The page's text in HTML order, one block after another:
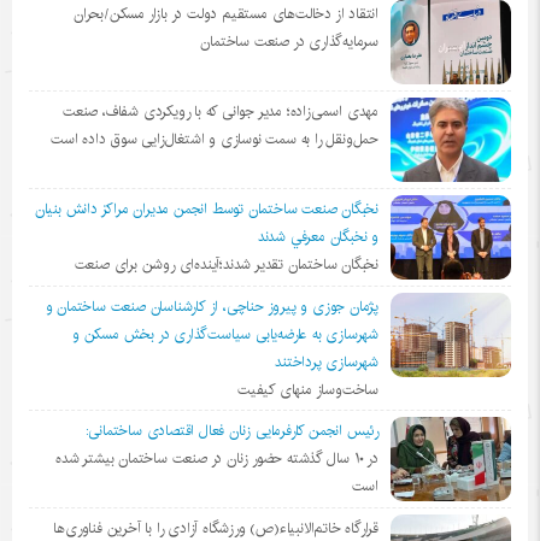
انتقاد از دخالت‌های مستقیم دولت در بازار مسکن/بحران
سرمایه‌گذاری در صنعت ساختمان
مهدی اسمی‌زاده؛ مدیر جوانی که با رویکردی شفاف، صنعت
حمل‌ونقل را به سمت نوسازی و اشتغال‌زایی سوق داده است
نخبگان صنعت ساختمان توسط انجمن مديران مراكز دانش بنيان
و نخبگان معرفي شدند
نخبگان ساختمان تقدیر شدند؛آینده‌ای روشن برای صنعت
پژمان جوزی و پیروز حناچی، از کارشناسان صنعت ساختمان و
شهرسازی به عارضه‌یابی سیاست‌گذاری در بخش مسکن و
شهرسازی پرداختند
ساخت‌وساز منهای کیفیت
رئیس انجمن کارفرمایی زنان فعال اقتصادی ساختمانی:
در ١٠ سال گذشته حضور زنان در صنعت ساختمان بیشتر شده
است
قرارگاه خاتم‌الانبیاء(ص) ورزشگاه آزادی را با آخرین فناوری‌ها